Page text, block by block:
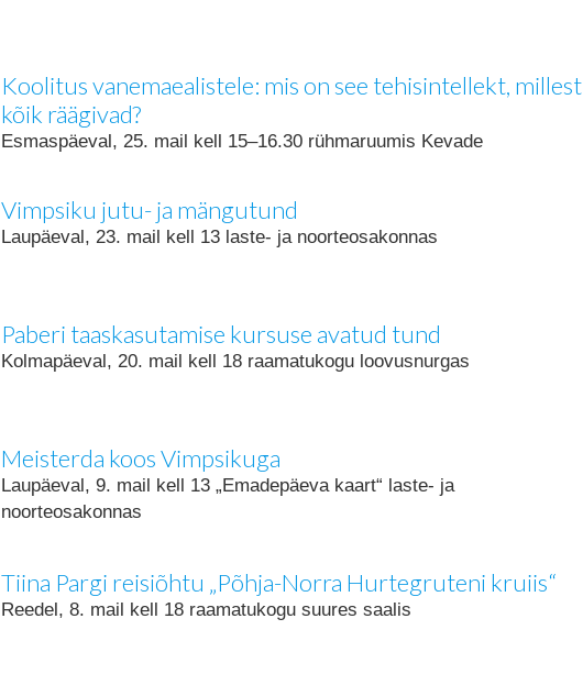
Koolitus vanemaealistele: mis on see tehisintellekt, millest
kõik räägivad?
Esmaspäeval, 25. mail kell 15–16.30 rühmaruumis Kevade
Vimpsiku jutu- ja mängutund
Laupäeval, 23. mail kell 13 laste- ja noorteosakonnas
Paberi taaskasutamise kursuse avatud tund
Kolmapäeval, 20. mail kell 18 raamatukogu loovusnurgas
Meisterda koos Vimpsikuga
Laupäeval, 9. mail kell 13 „Emadepäeva kaart“ laste- ja
noorteosakonnas
Tiina Pargi reisiõhtu „Põhja-Norra Hurtegruteni kruiis“
Reedel, 8. mail kell 18 raamatukogu suures saalis